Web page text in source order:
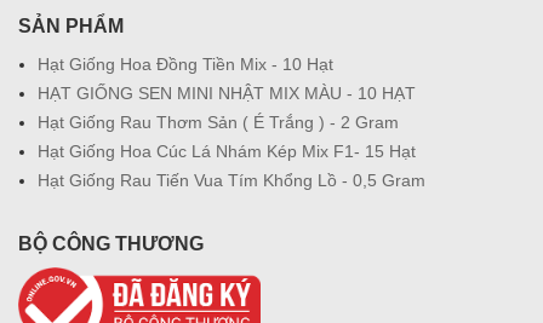
SẢN PHẨM
Hạt Giống Hoa Đồng Tiền Mix - 10 Hạt
HẠT GIỐNG SEN MINI NHẬT MIX MÀU - 10 HẠT
Hạt Giống Rau Thơm Sản ( É Trắng ) - 2 Gram
Hạt Giống Hoa Cúc Lá Nhám Kép Mix F1- 15 Hạt
Hạt Giống Rau Tiến Vua Tím Khổng Lồ - 0,5 Gram
BỘ CÔNG THƯƠNG